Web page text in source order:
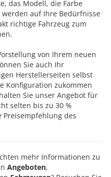
das Modell, die Farbe
auf Ihre Bedürfnisse
richtige Fahrzeug zum
von Ihrem neuen
Sie auch Ihr
Herstellerseiten selbst
Konfiguration zukommen
Sie unser Angebot für
selten bis zu 30 %
des
mehr Informationen zu
Angeboten,